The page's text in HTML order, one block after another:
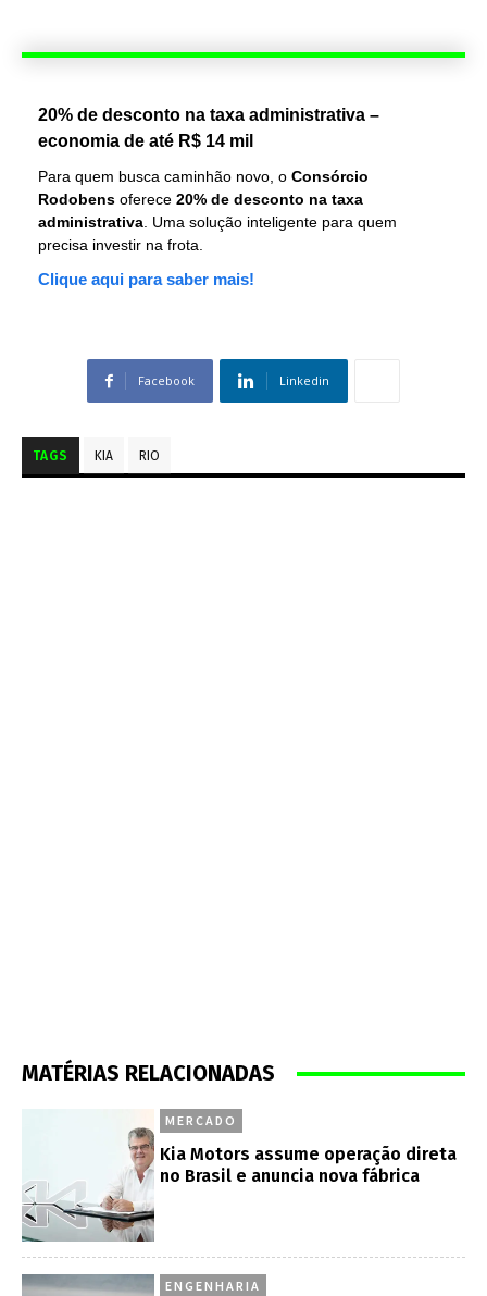
20% de desconto na taxa administrativa –
economia de até R$ 14 mil
Para quem busca caminhão novo, o Consórcio
Rodobens oferece 20% de desconto na taxa
administrativa . Uma solução inteligente para quem
precisa investir na frota.
Clique aqui para saber mais!
Facebook Linkedin
TAGS KIA RIO
MATÉRIAS RELACIONADAS
MERCADO
Kia Motors assume operação direta
no Brasil e anuncia nova fábrica
ENGENHARIA